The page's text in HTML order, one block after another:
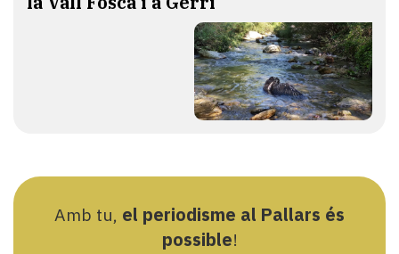
Amb tu, el periodisme al Pallars és
possible!